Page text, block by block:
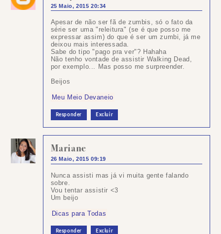
25 Maio, 2015 20:34
Apesar de não ser fã de zumbis, só o fato da
série ser uma "releitura" (se é que posso me
expressar assim) do que é ser um zumbi, já me
deixou mais interessada.
Sabe do tipo "pago pra ver"? Hahaha
Não tenho vontade de assistir Walking Dead,
por exemplo... Mas posso me surpreender.
Beijos
Meu Meio Devaneio
Responder Excluir
Mariane
26 Maio, 2015 09:19
Nunca assisti mas já vi muita gente falando
sobre.
Vou tentar assistir <3
Um beijo
Dicas para Todas
Responder Excluir